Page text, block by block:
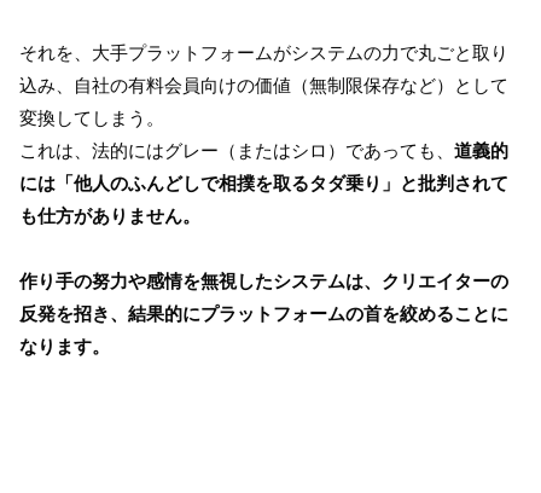
それを、大手プラットフォームがシステムの力で丸ごと取り
込み、自社の有料会員向けの価値（無制限保存など）として
変換してしまう。
これは、法的にはグレー（またはシロ）であっても、 道義的
には「他人のふんどしで相撲を取るタダ乗り」と批判されて
も仕方がありません。
作り手の努力や感情を無視したシステムは、クリエイターの
反発を招き、結果的にプラットフォームの首を絞めることに
なります。